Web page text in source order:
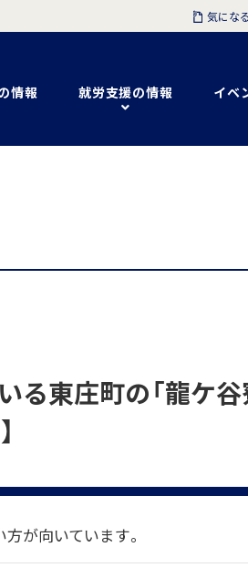
情報 就労支援の情報 イベ
気にな
東庄町の「龍ケ谷
が向いています。